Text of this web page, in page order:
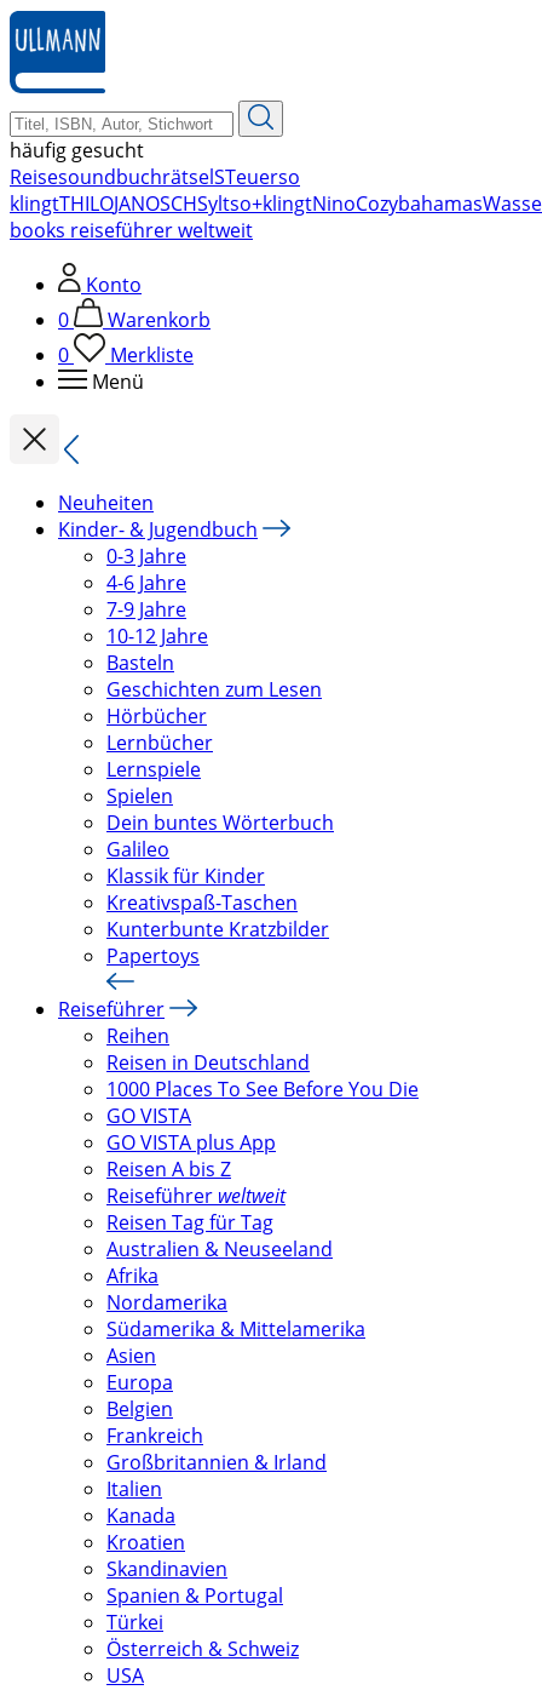
zum
Hauptinhalt
springen
häufig gesucht
ReisesoundbuchrätselSTeuerso
klingtTHILOJANOSCHSyltso+klingtNinoCozybahamas
books reiseführer weltweit
Konto
0
Warenkorb
0
Merkliste
Menü
Neuheiten
Kinder- & Jugendbuch
0-3 Jahre
4-6 Jahre
7-9 Jahre
10-12 Jahre
Basteln
Geschichten zum Lesen
Hörbücher
Lernbücher
Lernspiele
Spielen
Dein buntes Wörterbuch
Galileo
Klassik für Kinder
Kreativspaß-Taschen
Kunterbunte Kratzbilder
Papertoys
Reiseführer
Reihen
Reisen in Deutschland
1000 Places To See Before You Die
GO VISTA
GO VISTA plus App
Reisen A bis Z
Reiseführer weltweit
Reisen Tag für Tag
Australien & Neuseeland
Afrika
Nordamerika
Südamerika & Mittelamerika
Asien
Europa
Belgien
Frankreich
Großbritannien & Irland
Italien
Kanada
Kroatien
Skandinavien
Spanien & Portugal
Türkei
Österreich & Schweiz
USA